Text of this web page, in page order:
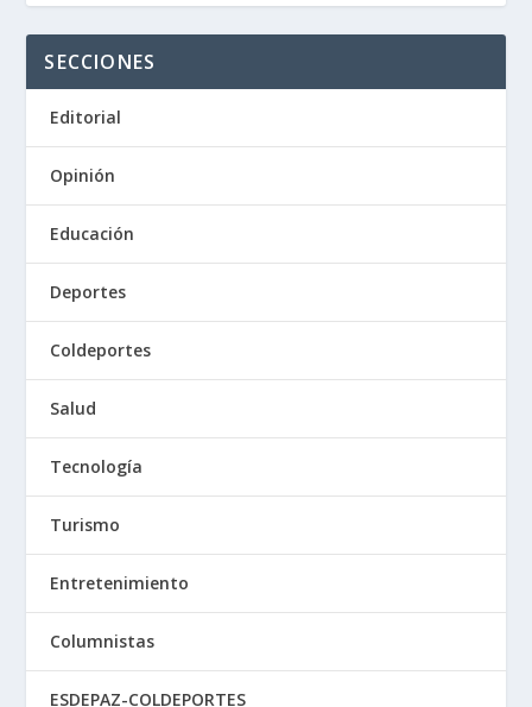
SECCIONES
Editorial
Opinión
Educación
Deportes
Coldeportes
Salud
Tecnología
Turismo
Entretenimiento
Columnistas
ESDEPAZ-COLDEPORTES